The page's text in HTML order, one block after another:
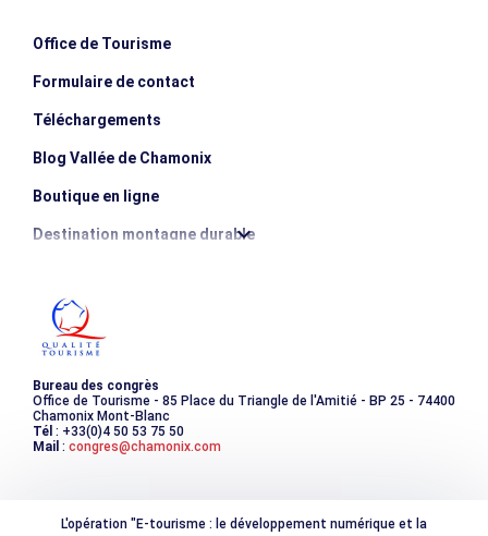
Office de Tourisme
Formulaire de contact
Téléchargements
Blog Vallée de Chamonix
Boutique en ligne
Destination montagne durable
Photothèque
Bureau des congrès
Office de Tourisme - 85 Place du Triangle de l'Amitié - BP 25 - 74400
Chamonix Mont-Blanc
Tél : +33(0)4 50 53 75 50
Mail : congres@chamonix.com
L'opération "E-tourisme : le développement numérique et la